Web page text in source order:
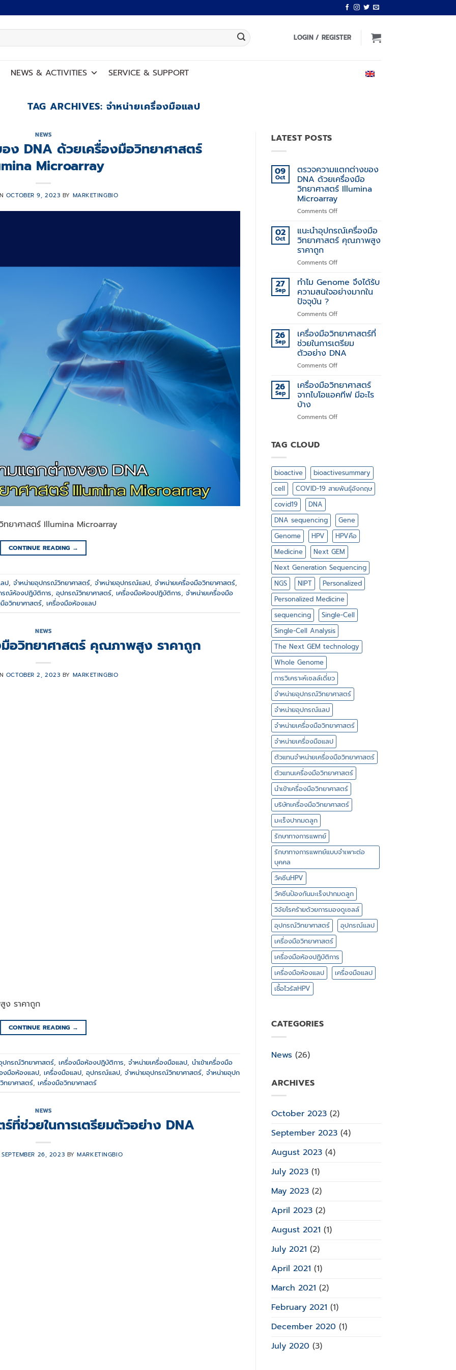
LOGIN / REGISTER
NEWS & ACTIVITIES SERVICE & SUPPORT
TAG ARCHIVES: จำหน่ายเครื่องมือแลป
NEWS
ง DNA ด้วยเครื่องมือวิทยาศาสตร์
Microarray
OCTOBER 9, 2023 BY MARKETINGBIO
ยาศาสตร์ Illumina Microarray
CONTINUE READING →
ป, จำหน่ายอุปกรณ์วิทยาศาสตร์, จำหน่ายอุปกรณ์แลป, จำหน่ายเครื่องมือวิทยาศาสตร์,
รณ์ห้องปฎิบัติการ, อุปกรณ์วิทยาศาสตร์, เครื่องมือห้องปฎิบัติการ, จำหน่ายเครื่องมือ
อวิทยาศาสตร์, เครื่องมือห้องแลป
NEWS
อวิทยาศาสตร์ คุณภาพสูง ราคาถูก
OCTOBER 2, 2023 BY MARKETINGBIO
ง ราคาถูก
CONTINUE READING →
ปกรณ์วิทยาศาสตร์, เครื่องมือห้องปฎิบัติการ, จำหน่ายเครื่องมือแลป, นำเข้าเครื่องมือ
งมือห้องแลป, เครื่องมือแลป, อุปกรณ์แลป, จำหน่ายอุปกรณ์วิทยาศาสตร์, จำหน่ายอุปก
ทยาศาสตร์, เครื่องมือวิทยาศาสตร์
NEWS
ที่ช่วยในการเตรียมตัวอย่าง DNA
SEPTEMBER 26, 2023 BYMARKETINGBIO
LATEST POSTS
09
Oct
ตรวจความแตกต่างของ
DNA ด้วยเครื่องมือ
วิทยาศาสตร์ Illumina
Microarray
Comments Offon
ความ
แตก
ต่าง
DNA
เครื่อง
มือ
วิทยาศาสตร์
Microarray
02
Oct
แนะนำอุปกรณ์เครื่องมือ
วิทยาศาสตร์ คุณภาพสูง
ราคาถูก
Comments Offon
อุปกรณ์
เครื่อง
มือ
คุณภาพ
ราคา
ถูก
27
Sep
ทำไม Genome จึงได้รับ
ความสนใจอย่างมากใน
ปัจจุบัน ?
Comments Offon
Genome
จึง
ได้
รับ
ความ
อย่าง
มาก
ใน
?
26
Sep
เครื่องมือวิทยาศาสตร์ที่
ช่วยในการเตรียม
ตัวอย่าง DNA
Comments Offon
มือ
วิทยาศาสตร์
ที่
ใน
26
Sep
เครื่องมือวิทยาศาสตร์
จากไบโอแอคทีฟ มีอะไร
บ้าง
Comments Offon
โอ
แอ
คทีฟ
มี
บ้าง
TAG CLOUD
bioactive
bioactivesummary
cell
COVID-19 สายพันธุ์อังกฤษ
covid19
DNA
DNA sequencing
Gene
Genome
HPV
HPVคือ
Medicine
Next GEM
Next Generation Sequencing
NGS
NIPT
Personalized
Personalized Medicine
sequencing
Single-Cell
Single-Cell Analysis
The Next GEM technology
Whole Genome
การวิเคราะห์เซลล์เดี่ยว
จำหน่ายอุปกรณ์วิทยาศาสตร์
จำหน่ายอุปกรณ์แลป
จำหน่ายเครื่องมือวิทยาศาสตร์
จำหน่ายเครื่องมือแลป
ตัวแทนจำหน่ายเครื่องมือวิทยาศาสตร์
ตัวแทนเครื่องมือวิทยาศาสตร์
นำเข้าเครื่องมือวิทยาศาสตร์
บริษัทเครื่องมือวิทยาศาสตร์
มะเร็งปากมดลูก
รักษาทางการแพทย์
รักษาทางการแพทย์แบบจำเพาะต่อ
บุคคล
วัคซีนHPV
วัคซีนป้องกันมะเร็งปากมดลูก
วิจัยโรคร้ายด้วยการมองดูเซลล์
อุปกรณ์วิทยาศาสตร์
อุปกรณ์แลป
เครื่องมือวิทยาศาสตร์
เครื่องมือห้องปฎิบัติการ
เครื่องมือห้องแลป
เครื่องมือแลป
เชื้อไวรัสHPV
CATEGORIES
News (26)
ARCHIVES
October 2023(2)
September 2023(4)
August 2023(4)
July 2023(1)
May 2023(2)
April 2023(2)
August 2021 (1)
July 2021 (2)
April 2021 (1)
March 2021 (2)
February 2021 (1)
December 2020 (1)
July 2020 (3)